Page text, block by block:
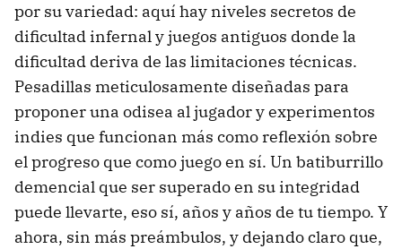
por su variedad: aquí hay niveles secretos de
dificultad infernal y juegos antiguos donde la
dificultad deriva de las limitaciones técnicas.
Pesadillas meticulosamente diseñadas para
proponer una odisea al jugador y experimentos
indies que funcionan más como reflexión sobre
el progreso que como juego en sí. Un batiburrillo
demencial que ser superado en su integridad
puede llevarte, eso sí, años y años de tu tiempo. Y
ahora, sin más preámbulos, y dejando claro que,